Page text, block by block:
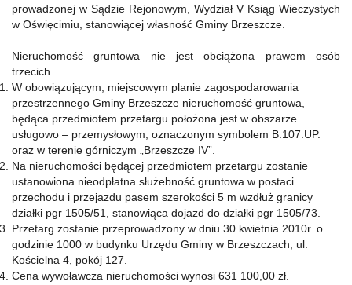
prowadzonej w Sądzie Rejonowym, Wydział V Ksiąg Wieczystych
w Oświęcimiu, stanowiącej własność Gminy Brzeszcze.
Nieruchomość gruntowa nie jest obciążona prawem osób
trzecich.
W obowiązującym, miejscowym planie zagospodarowania
przestrzennego Gminy Brzeszcze nieruchomość gruntowa,
będąca przedmiotem przetargu położona jest w obszarze
usługowo – przemysłowym, oznaczonym symbolem B.107.UP.
oraz w terenie górniczym „Brzeszcze IV”.
Na nieruchomości będącej przedmiotem przetargu zostanie
ustanowiona nieodpłatna służebność gruntowa w postaci
przechodu i przejazdu pasem szerokości 5 m wzdłuż granicy
działki pgr 1505/51, stanowiąca dojazd do działki pgr 1505/73.
Przetarg zostanie przeprowadzony w dniu 30 kwietnia 2010r. o
godzinie 1000 w budynku Urzędu Gminy w Brzeszczach, ul.
Kościelna 4, pokój 127.
Cena wywoławcza nieruchomości wynosi 631 100,00 zł.